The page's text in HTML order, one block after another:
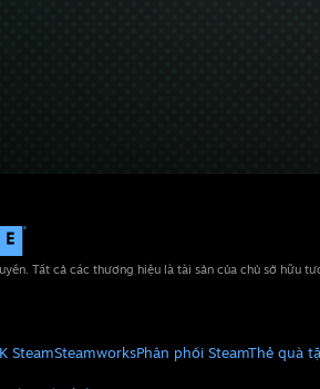
Tất cả các thương hiệu là tài sản của chủ sở hữu
SteamSteamworksPhân phối SteamThẻ quà